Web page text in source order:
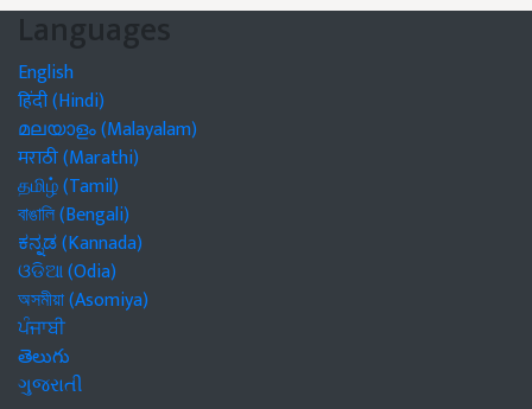
Languages
English
हिंदी (Hindi)
മലയാളം (Malayalam)
मराठी (Marathi)
தமிழ் (Tamil)
বাঙালি (Bengali)
ಕನ್ನಡ (Kannada)
ଓଡିଆ (Odia)
অসমীয়া (Asomiya)
ਪੰਜਾਬੀ
తెలుగు
ગુજરાતી